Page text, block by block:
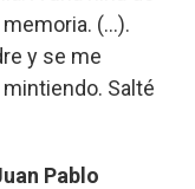
(…).
y se me
Salté
Pablo